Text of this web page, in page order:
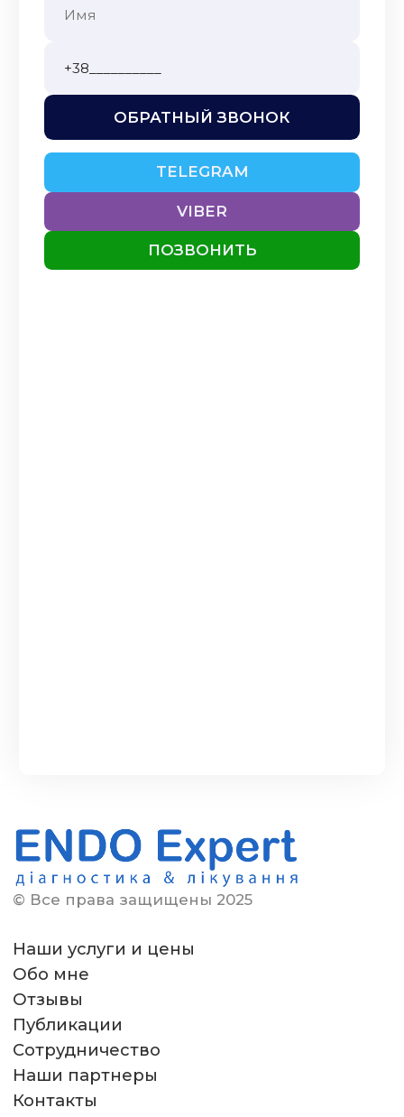
ОБРАТНЫЙ ЗВОНОК
TELEGRAM
VIBER
ПОЗВОНИТЬ
© Все права защищены 2025
Наши услуги и цены
Обо мне
Отзывы
Публикации
Сотрудничество
Наши партнеры
Контакты